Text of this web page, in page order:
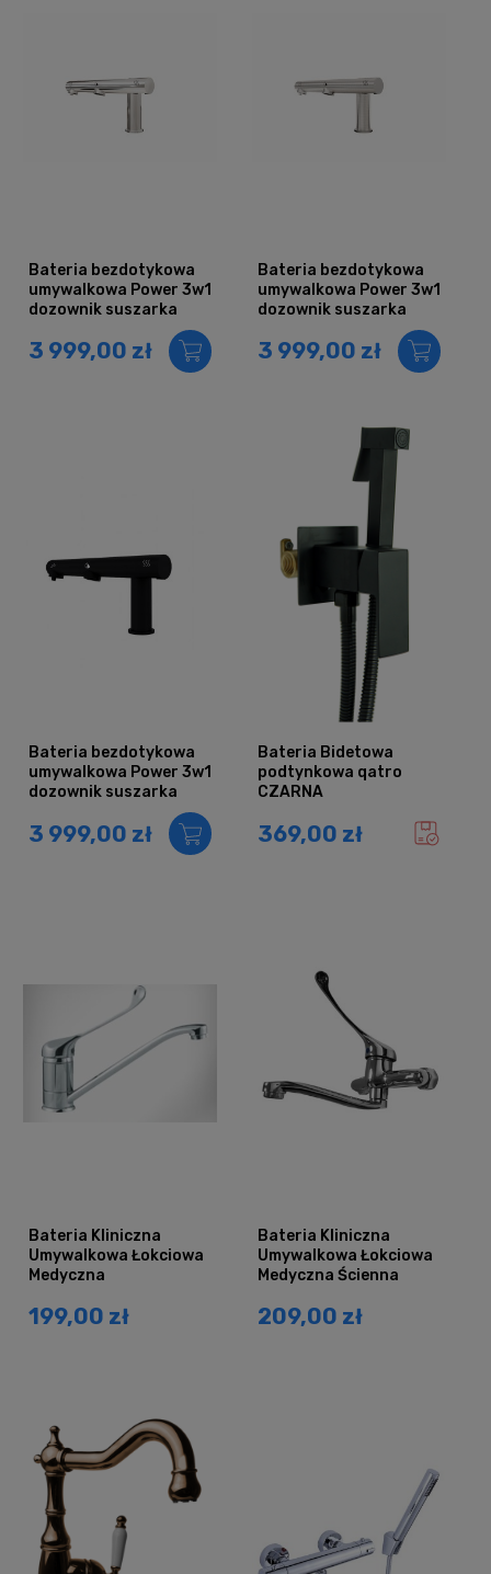
Bateria bezdotykowa
umywalkowa Power 3w1
dozownik suszarka
3 999,00 zł
Bateria bezdotykowa
umywalkowa Power 3w1
dozownik suszarka
3 999,00 zł
Bateria bezdotykowa
umywalkowa Power 3w1
dozownik suszarka
3 999,00 zł
Bateria Bidetowa
podtynkowa qatro
CZARNA
369,00 zł
Bateria Kliniczna
Umywalkowa Łokciowa
Medyczna
199,00 zł
Bateria Kliniczna
Umywalkowa Łokciowa
Medyczna Ścienna
209,00 zł